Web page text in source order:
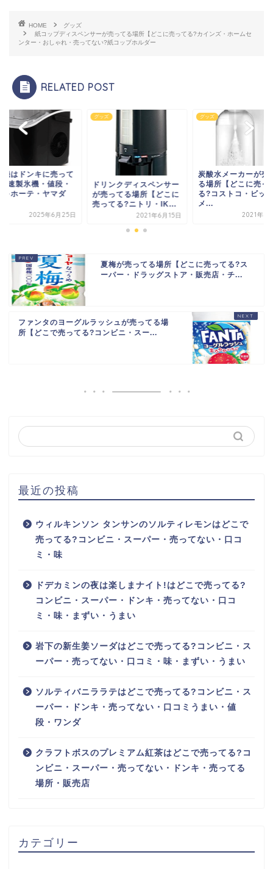
HOME
グッズ
紙コップディスペンサーが売ってる場所【どこに売ってる?カインズ・ホームセ
ンター・おしゃれ・売ってない?紙コップホルダー
RELATED POST
機はドンキに売って
速製氷機・値段・
キホーテ・ヤマダ
2025年6月25日
グッズ
ドリンクディスペンサー
が売ってる場所【どこに
売ってる?ニトリ・IK...
2021年6月15日
グッズ
炭酸水メーカーが売
る場所【どこに売っ
る?コストコ・ビッ
メ...
2021年5
夏梅が売ってる場所【どこに売ってる?ス
ーパー・ドラッグストア・販売店・チ...
ファンタのヨーグルラッシュが売ってる場
所【どこで売ってる?コンビニ・スー...
最近の投稿
ウィルキンソン タンサンのソルティレモンはどこで
売ってる?コンビニ・スーパー・売ってない・口コ
ミ・味
ドデカミンの夜は楽しまナイト!はどこで売ってる?
コンビニ・スーパー・ドンキ・売ってない・口コ
ミ・味・まずい・うまい
岩下の新生姜ソーダはどこで売ってる?コンビニ・ス
ーパー・売ってない・口コミ・味・まずい・うまい
ソルティバニララテはどこで売ってる?コンビニ・ス
ーパー・ドンキ・売ってない・口コミうまい・値
段・ワンダ
クラフトボスのプレミアム紅茶はどこで売ってる?コ
ンビニ・スーパー・売ってない・ドンキ・売ってる
場所・販売店
カテゴリー